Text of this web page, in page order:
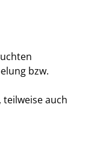
bzw.
auch